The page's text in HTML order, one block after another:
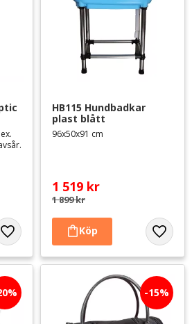
Lägg till i favoriter
HB115 Hundbadkar
plast blått
96x50x91 cm
1 519 kr
1 899kr
Lägg
% 15%